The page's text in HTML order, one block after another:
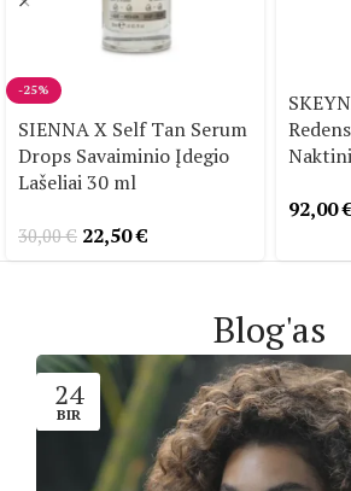
-25%
SIENNA X Self Tan Serum
Drops Savaiminio Įdegio
Lašeliai 30 ml
30,00€ 22,50€
92,00
Blog'as
24
BIR